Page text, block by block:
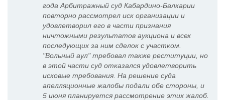
года Арбитражный суд Кабардино-Балкарии
повторно рассмотрел иск организации и
удовлетворил его в части признания
ничтожными результатов аукциона и всех
последующих за ним сделок с участком.
"Вольный аул" требовал также реституции, но
в этой части суд отказался удовлетворить
исковые требования. На решение суда
апелляционные жалобы подали обе стороны, и
5 июня планируется рассмотрение этих жалоб.